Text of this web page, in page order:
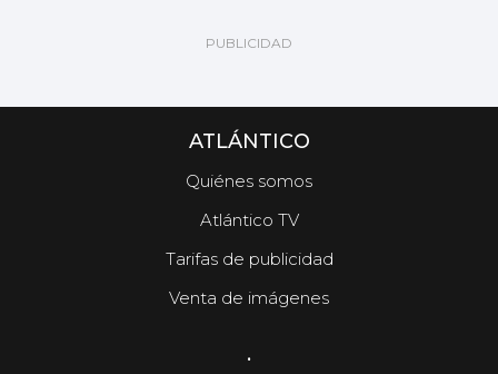
ATLÁNTICO
Quiénes somos
Atlántico TV
Tarifas de publicidad
Venta de imágenes
.